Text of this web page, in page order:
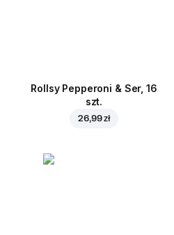
Rollsy Pepperoni & Ser, 16
szt.
26,99 zł